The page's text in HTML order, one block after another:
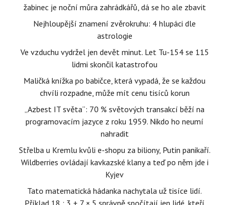
žabinec je noční můra zahrádkářů, dá se ho ale zbavit
Nejhloupější znamení zvěrokruhu: 4 hlupáci dle
astrologie
Ve vzduchu vydržel jen devět minut. Let Tu-154 se 115
lidmi skončil katastrofou
Maličká knížka po babičce, která vypadá, že se každou
chvíli rozpadne, může mít cenu tisíců korun
„Azbest IT světa“: 70 % světových transakcí běží na
programovacím jazyce z roku 1959. Nikdo ho neumí
nahradit
Střelba u Kremlu kvůli e-shopu za biliony, Putin panikaří.
Wildberries ovládají kavkazské klany a teď po něm jde i
Kyjev
Tato matematická hádanka nachytala už tisíce lidí.
Příklad 18 : 3 + 7 × 5 správně spočítají jen lidé, kteří